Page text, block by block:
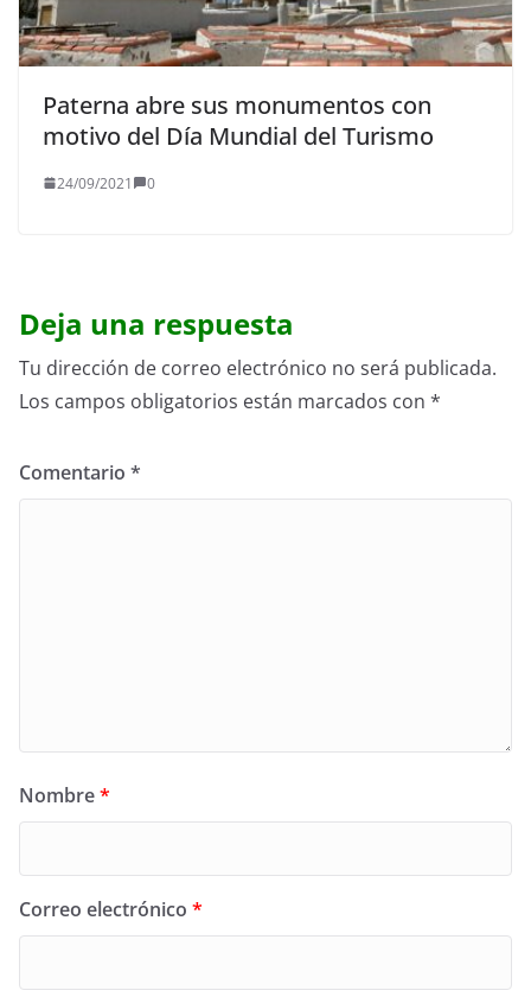
Paterna abre sus monumentos con
motivo del Día Mundial del Turismo
24/09/2021 0
Deja una respuesta
Tu dirección de correo electrónico no será publicada.
Los campos obligatorios están marcados con *
Comentario *
Nombre*
Correo electrónico *